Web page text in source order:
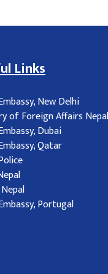
Links
New Delhi
of Foreign Affairs
Dubai
Qatar
Portugal